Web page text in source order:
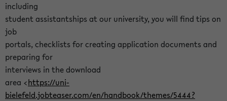
including
student assistantships at our university, you will find tips on
job
portals, checklists for creating application documents and
preparing for
interviews in the download
area <https://uni-
bielefeld.jobteaser.com/en/handbook/themes/5444?